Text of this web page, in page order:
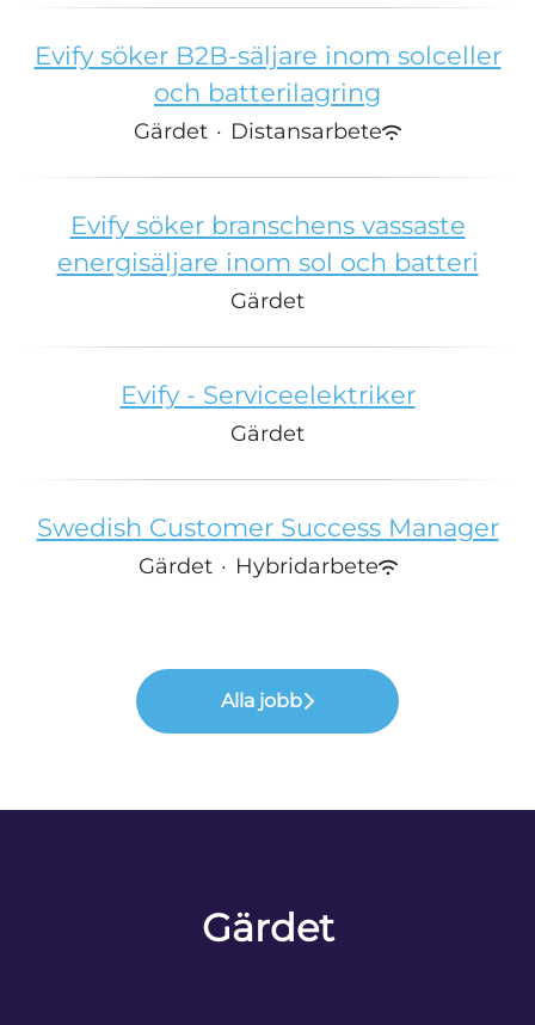
Evify söker B2B-säljare inom solceller
och batterilagring
Gärdet · Distansarbete
Evify söker branschens vassaste
energisäljare inom sol och batteri
Gärdet
Evify - Serviceelektriker
Gärdet
Swedish Customer Success Manager
Gärdet · Hybridarbete
Alla jobb
Gärdet